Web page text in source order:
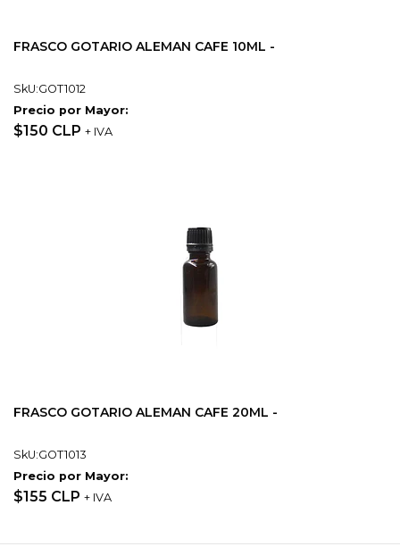
FRASCO GOTARIO ALEMAN CAFE 10ML -
SkU:GOT1012
Precio por Mayor:
$150 CLP + IVA
FRASCO GOTARIO ALEMAN CAFE 20ML -
SkU:GOT1013
Precio por Mayor:
$155 CLP + IVA